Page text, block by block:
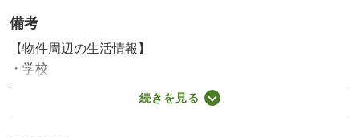
備考
【物件周辺の生活情報】
・学校
狭山市立新狭山小学校（760m）、狭山市立堀兼中学校
続きを見る